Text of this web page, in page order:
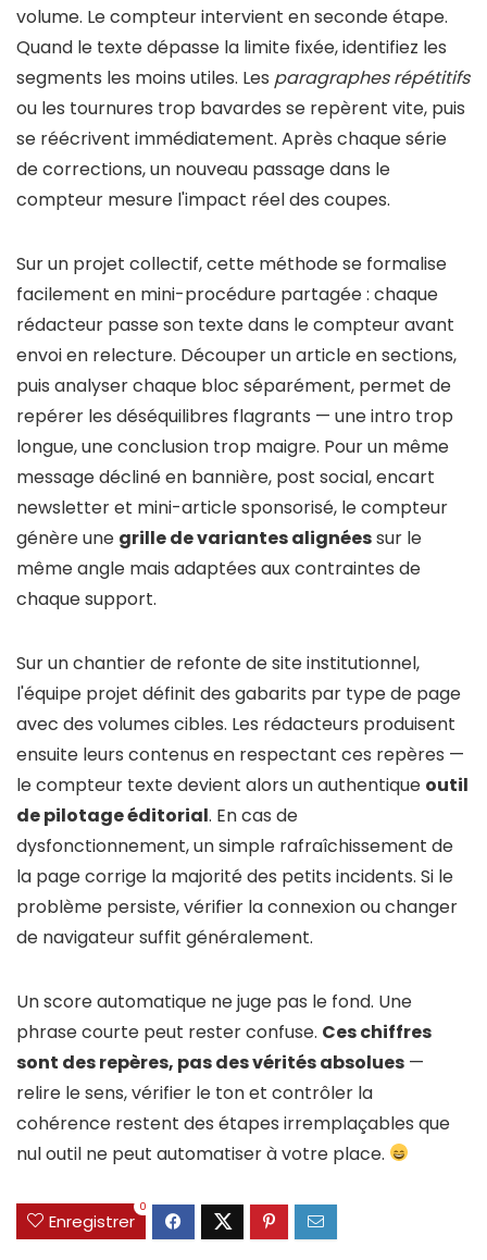
volume. Le compteur intervient en seconde étape.
Quand le texte dépasse la limite fixée, identifiez les
segments les moins utiles. Les paragraphes répétitifs
ou les tournures trop bavardes se repèrent vite, puis
se réécrivent immédiatement. Après chaque série
de corrections, un nouveau passage dans le
compteur mesure l'impact réel des coupes.
Sur un projet collectif, cette méthode se formalise
facilement en mini-procédure partagée : chaque
rédacteur passe son texte dans le compteur avant
envoi en relecture. Découper un article en sections,
puis analyser chaque bloc séparément, permet de
repérer les déséquilibres flagrants — une intro trop
longue, une conclusion trop maigre. Pour un même
message décliné en bannière, post social, encart
newsletter et mini-article sponsorisé, le compteur
génère une grille de variantes alignéessur le
même angle mais adaptées aux contraintes de
chaque support.
Sur un chantier de refonte de site institutionnel,
l'équipe projet définit des gabarits par type de page
avec des volumes cibles. Les rédacteurs produisent
ensuite leurs contenus en respectant ces repères —
le compteur texte devient alors un authentique outil
de pilotage éditorial. En cas de
dysfonctionnement, un simple rafraîchissement de
la page corrige la majorité des petits incidents. Si le
problème persiste, vérifier la connexion ou changer
de navigateur suffit généralement.
Un score automatique ne juge pas le fond. Une
phrase courte peut rester confuse. Ces chiffres
sont des repères, pas des vérités absolues —
relire le sens, vérifier le ton et contrôler la
cohérence restent des étapes irremplaçables que
nul outil ne peut automatiser à votre place.
Enregistrer
0